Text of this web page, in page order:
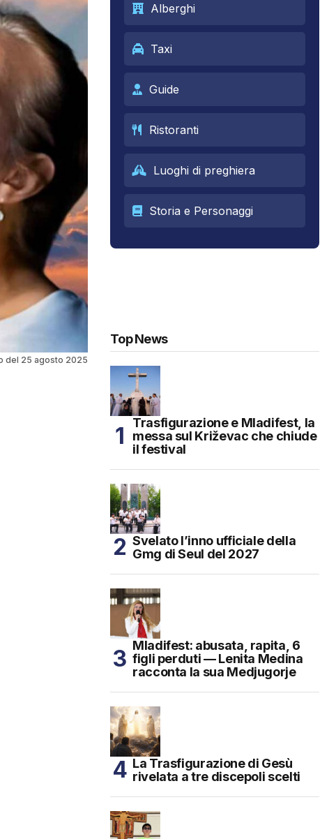
del 25 agosto 2025
Alberghi
Taxi
Guide
Ristoranti
Luoghi di preghiera
Storia e Personaggi
Top News
Trasfigurazione e Mladifest, la
messa sul Križevac che chiude
il festival
Svelato l’inno ufficiale della
Gmg di Seul del 2027
Mladifest: abusata, rapita, 6
figli perduti — Lenita Medina
racconta la sua Medjugorje
La Trasfigurazione di Gesù
rivelata a tre discepoli scelti